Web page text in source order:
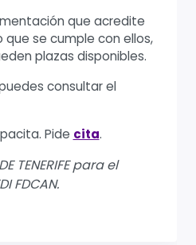
que acredite
se cumple con ellos,
plazas disponibles.
consultar el
Pide cita.
TENERIFE para el
FDCAN.